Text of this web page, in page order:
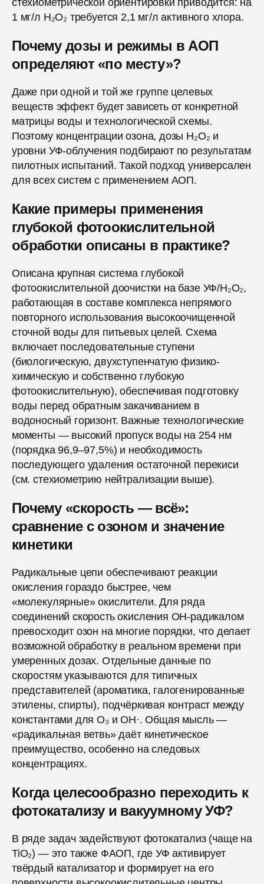
стехиометрической ориентировки приводится: на
1 мг/л H₂O₂ требуется 2,1 мг/л активного хлора.
Почему дозы и режимы в АОП
определяют «по месту»?
Даже при одной и той же группе целевых
веществ эффект будет зависеть от конкретной
матрицы воды и технологической схемы.
Поэтому концентрации озона, дозы H₂O₂ и
уровни УФ-облучения подбирают по результатам
пилотных испытаний. Такой подход универсален
для всех систем с применением АОП.
Какие примеры применения
глубокой фотоокислительной
обработки описаны в практике?
Описана крупная система глубокой
фотоокислительной доочистки на базе УФ/H₂O₂,
работающая в составе комплекса непрямого
повторного использования высокоочищенной
сточной воды для питьевых целей. Схема
включает последовательные ступени
(биологическую, двухступенчатую физико-
химическую и собственно глубокую
фотоокислительную), обеспечивая подготовку
воды перед обратным закачиванием в
водоносный горизонт. Важные технологические
моменты — высокий пропуск воды на 254 нм
(порядка 96,9–97,5%) и необходимость
последующего удаления остаточной перекиси
(см. стехиометрию нейтрализации выше).
Почему «скорость — всё»:
сравнение с озоном и значение
кинетики
Радикальные цепи обеспечивают реакции
окисления гораздо быстрее, чем
«молекулярные» окислители. Для ряда
соединений скорость окисления ОН-радикалом
превосходит озон на многие порядки, что делает
возможной обработку в реальном времени при
умеренных дозах. Отдельные данные по
скоростям указываются для типичных
представителей (ароматика, галогенированные
этилены, спирты), подчёркивая контраст между
константами для O₃ и ОН·. Общая мысль —
«радикальная ветвь» даёт кинетическое
преимущество, особенно на следовых
концентрациях.
Когда целесообразно переходить к
фотокатализу и вакуумному УФ?
В ряде задач задействуют фотокатализ (чаще на
TiO₂) — это также ФАОП, где УФ активирует
твёрдый катализатор и формирует на его